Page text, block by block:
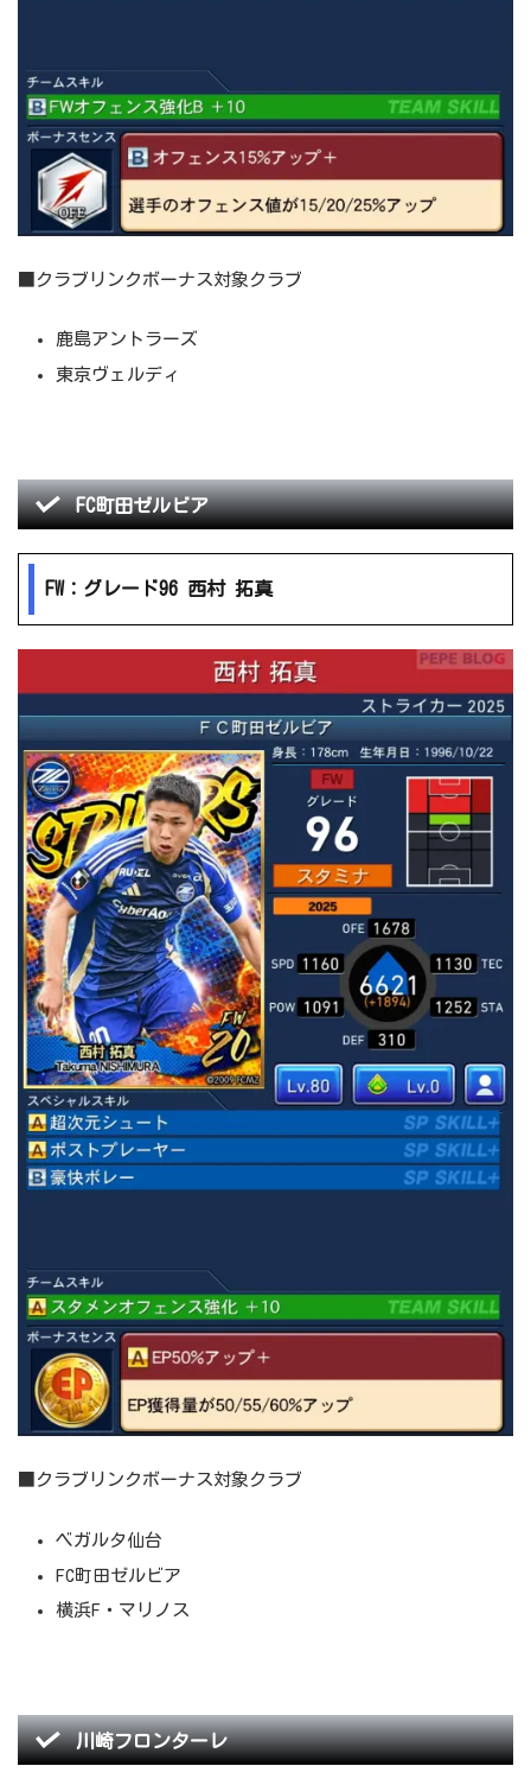
■クラブリンクボーナス対象クラブ
鹿島アントラーズ
東京ヴェルディ
FC町田ゼルビア
FW：グレード96 西村 拓真
■クラブリンクボーナス対象クラブ
ベガルタ仙台
FC町田ゼルビア
横浜F・マリノス
川崎フロンターレ